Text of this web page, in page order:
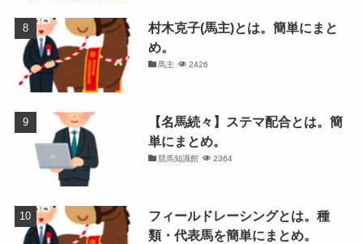
村木克子(馬主)とは。簡単にまと
め。
馬主 2426
【名馬続々】ステマ配合とは。簡
単にまとめ。
競馬知識館 2364
フィールドレーシングとは。種
類・代表馬を簡単にまとめ。